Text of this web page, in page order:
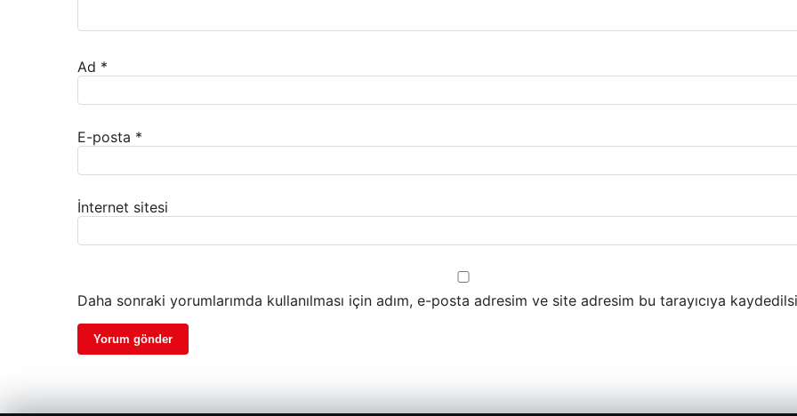
Ad *
E-posta *
İnternet sitesi
Daha sonraki yorumlarımda kullanılması için adım, e-posta adresim ve site adresim bu tarayıcıya